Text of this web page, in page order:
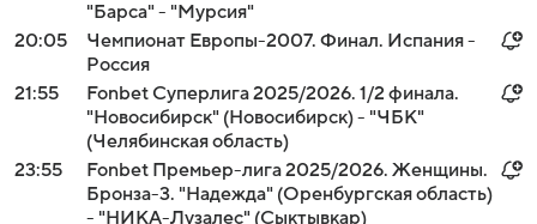
"Барса" - "Мурсия"
20:05
Чемпионат Европы-2007. Финал. Испания -
Россия
21:55
Fonbet Суперлига 2025/2026. 1/2 финала.
"Новосибирск" (Новосибирск) - "ЧБК"
(Челябинская область)
23:55
Fonbet Премьер-лига 2025/2026. Женщины.
Бронза-3. "Надежда" (Оренбургская область)
- "НИКА-Лузалес" (Сыктывкар)